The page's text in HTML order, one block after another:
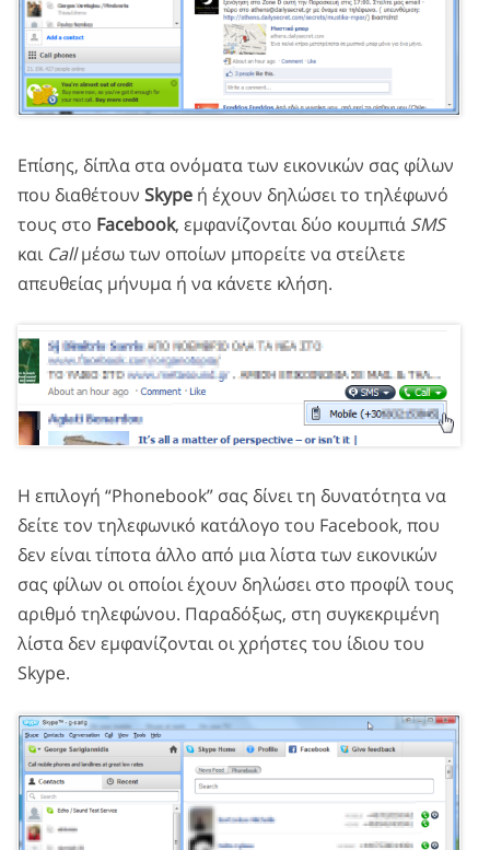
Επίσης, δίπλα στα ονόματα των εικονικών σας φίλων
που διαθέτουν Skype ή έχουν δηλώσει το τηλέφωνό
τους στο Facebook, εμφανίζονται δύο κουμπιά SMS
και Callμέσω των οποίων μπορείτε να στείλετε
απευθείας μήνυμα ή να κάνετε κλήση.
Η επιλογή “Phonebook” σας δίνει τη δυνατότητα να
δείτε τον τηλεφωνικό κατάλογο του Facebook, που
δεν είναι τίποτα άλλο από μια λίστα των εικονικών
σας φίλων οι οποίοι έχουν δηλώσει στο προφίλ τους
αριθμό τηλεφώνου. Παραδόξως, στη συγκεκριμένη
λίστα δεν εμφανίζονται οι χρήστες του ίδιου του
Skype.